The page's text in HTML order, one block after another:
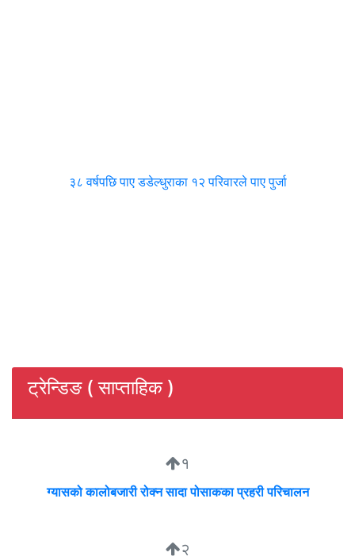
३८ वर्षपछि पाए डडेल्धुराका १२ परिवारले पाए पुर्जा
ट्रेन्डिङ ( साप्ताहिक )
१
ग्यासको कालोबजारी रोक्न सादा पोसाकका प्रहरी परिचालन
२